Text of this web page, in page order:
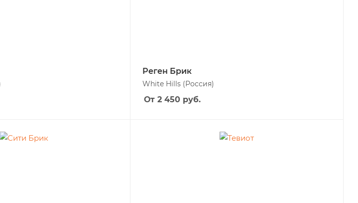
Реген Брик
White Hills (Россия)
От 2 450 руб.